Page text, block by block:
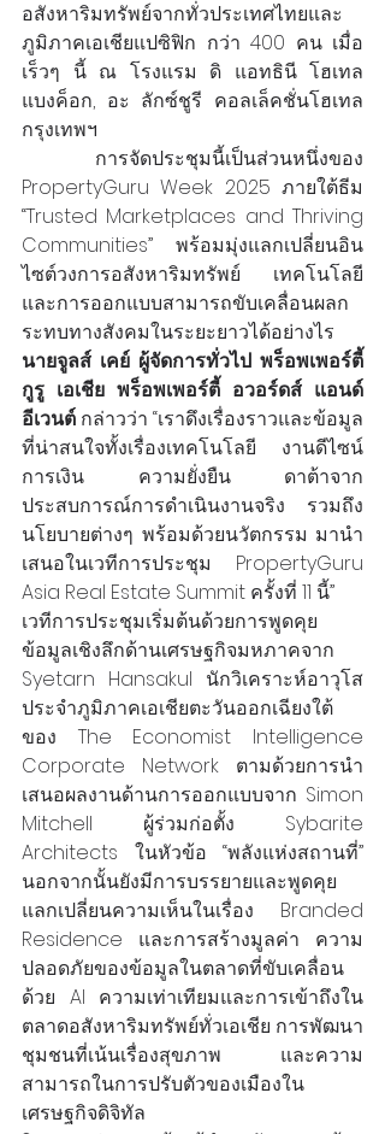
อสังหาริมทรัพย์จากทั่วประเทศไทยและ
ภูมิภาคเอเชียแปซิฟิก กว่า 400 คน เมื่อ
เร็วๆ นี้ ณ โรงแรม ดิ แอทธินี โฮเทล
แบงค็อก, อะ ลักซ์ชูรี คอลเล็คชั่นโฮเทล
กรุงเทพฯ
การจัดประชุมนี้เป็นส่วนหนึ่งของ
PropertyGuru Week 2025 ภายใต้ธีม
“Trusted Marketplaces and Thriving
Communities” พร้อมมุ่งแลกเปลี่ยนอิน
ไซต์วงการอสังหาริมทรัพย์ เทคโนโลยี
และการออกแบบสามารถขับเคลื่อนผลก
ระทบทางสังคมในระยะยาวได้อย่างไร
นายจูลส์ เคย์ ผู้จัดการทั่วไป พร็อพเพอร์ตี้
กูรู เอเชีย พร็อพเพอร์ตี้ อวอร์ดส์ แอนด์
อีเวนต์ กล่าวว่า “เราดึงเรื่องราวและข้อมูล
ที่น่าสนใจทั้งเรื่องเทคโนโลยี งานดีไซน์
การเงิน ความยั่งยืน ดาต้าจาก
ประสบการณ์การดำเนินงานจริง รวมถึง
นโยบายต่างๆ พร้อมด้วยนวัตกรรม มานำ
เสนอในเวทีการประชุม
PropertyGuru
Asia Real Estate Summit ครั้งที่ 11 นี้”
เวทีการประชุมเริ่มต้นด้วยการพูดคุย
ข้อมูลเชิงลึกด้านเศรษฐกิจมหภาคจาก
Syetarn Hansakul นักวิเคราะห์อาวุโส
ประจำภูมิภาคเอเชียตะวันออกเฉียงใต้
ของ The Economist Intelligence
Corporate Network ตามด้วยการนำ
เสนอผลงานด้านการออกแบบจาก Simon
Mitchell ผู้ร่วมก่อตั้ง Sybarite
Architects ในหัวข้อ “พลังแห่งสถานที่”
นอกจากนั้นยังมีการบรรยายและพูดคุย
แลกเปลี่ยนความเห็นในเรื่อง Branded
Residence และการสร้างมูลค่า ความ
ปลอดภัยของข้อมูลในตลาดที่ขับเคลื่อน
ด้วย AI ความเท่าเทียมและการเข้าถึงใน
ตลาดอสังหาริมทรัพย์ทั่วเอเชีย การพัฒนา
ชุมชนที่เน้นเรื่องสุขภาพ และความ
สามารถในการปรับตัวของเมืองใน
เศรษฐกิจดิจิทัล